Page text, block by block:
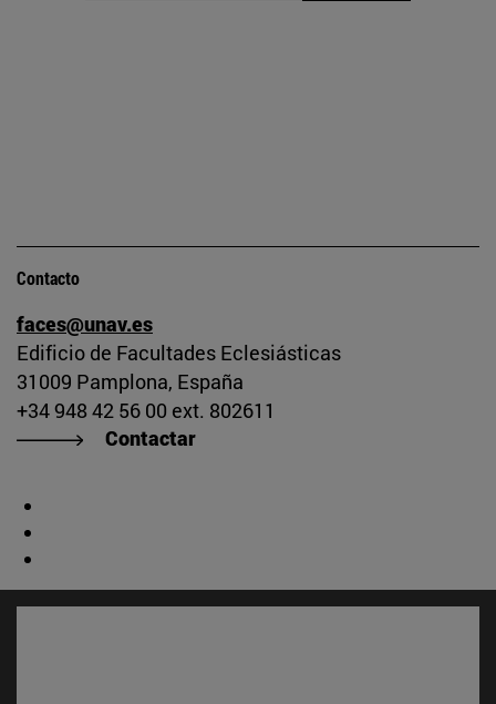
Contacto
faces@unav.es
Edificio de Facultades Eclesiásticas
31009 Pamplona, España
+34 948 42 56 00 ext. 802611
Contactar